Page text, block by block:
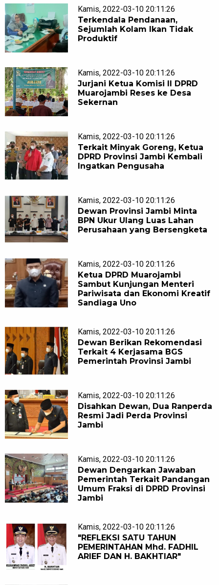
Kamis, 2022-03-10 20:11:26
Terkendala Pendanaan,
Sejumlah Kolam Ikan Tidak
Produktif
Kamis, 2022-03-10 20:11:26
Jurjani Ketua Komisi II DPRD
Muarojambi Reses ke Desa
Sekernan
Kamis, 2022-03-10 20:11:26
Terkait Minyak Goreng, Ketua
DPRD Provinsi Jambi Kembali
Ingatkan Pengusaha
Kamis, 2022-03-10 20:11:26
Dewan Provinsi Jambi Minta
BPN Ukur Ulang Luas Lahan
Perusahaan yang Bersengketa
Kamis, 2022-03-10 20:11:26
Ketua DPRD Muarojambi
Sambut Kunjungan Menteri
Pariwisata dan Ekonomi Kreatif
Sandiaga Uno
Kamis, 2022-03-10 20:11:26
Dewan Berikan Rekomendasi
Terkait 4 Kerjasama BGS
Pemerintah Provinsi Jambi
Kamis, 2022-03-10 20:11:26
Disahkan Dewan, Dua Ranperda
Resmi Jadi Perda Provinsi
Jambi
Kamis, 2022-03-10 20:11:26
Dewan Dengarkan Jawaban
Pemerintah Terkait Pandangan
Umum Fraksi di DPRD Provinsi
Jambi
Kamis, 2022-03-10 20:11:26
"REFLEKSI SATU TAHUN
PEMERINTAHAN Mhd. FADHIL
ARIEF DAN H. BAKHTIAR"